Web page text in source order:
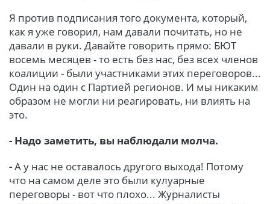
Я против подписания того документа, который,
как я уже говорил, нам давали почитать, но не
давали в руки. Давайте говорить прямо: БЮТ
восемь месяцев - то есть без нас, без всех членов
коалиции - были участниками этих переговоров...
Один на один с Партией регионов. И мы никаким
образом не могли ни реагировать, ни влиять на
это.
- Надо заметить, вы наблюдали молча.
-А у нас не оставалось другого выхода! Потому
что на самом деле это были кулуарные
переговоры - вот что плохо... Журналисты